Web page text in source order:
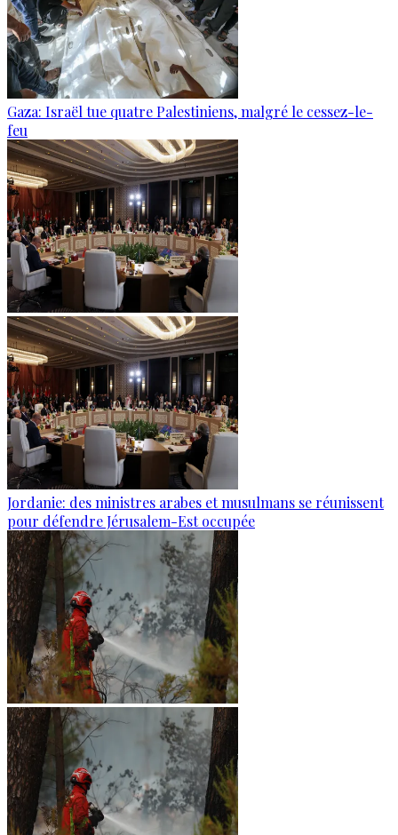
Gaza: Israël tue quatre Palestiniens, malgré le cessez-le-
feu
Jordanie: des ministres arabes et musulmans se réunissent
pour défendre Jérusalem-Est occupée